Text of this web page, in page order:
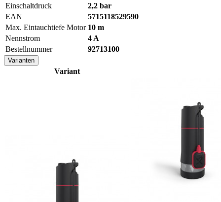
Einschaltdruck
2,2 bar
EAN
5715118529590
Max. Eintauchtiefe Motor 10 m
Nennstrom
4 A
Bestellnummer
92713100
Varianten
Variant